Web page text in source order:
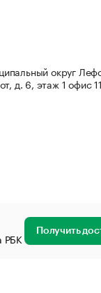
округ
д. 6, этаж 1 офис
РБК Получить